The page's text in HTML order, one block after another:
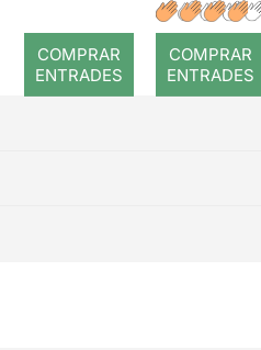
COMPRAR
ENTRADES
COMPRAR
ENTRADES